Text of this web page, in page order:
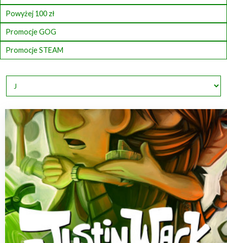
Powyżej 100 zł
Promocje GOG
Promocje STEAM